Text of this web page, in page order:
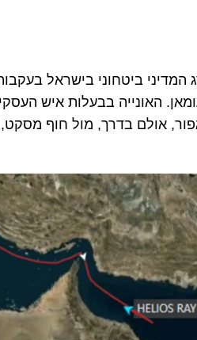
האונייה בבעלות איש
אולם בדרך, מול חוף מסקט,